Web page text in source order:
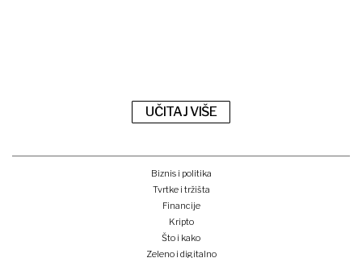
UČITAJ VIŠE
Biznis i politika
Tvrtke i tržišta
Financije
Kripto
Što i kako
Zeleno i digitalno